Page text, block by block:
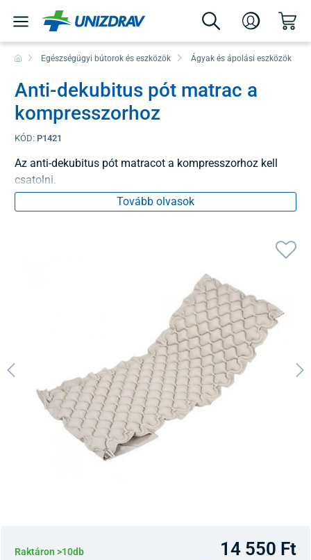
Egészségügyi bútorok és eszközök Ágyak és ápolási eszközök
Anti-dekubitus pót matrac a
kompresszorhoz
KÓD: P1421
Az anti-dekubitus pót matracot a kompresszorhoz kell
csatolni.
Tovább olvasok
Raktáron >10db 14 550 Ft